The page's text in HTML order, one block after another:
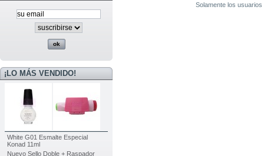
¡LO MÁS VENDIDO!
White G01 Esmalte Especial
Konad 11ml
Nuevo Sello Doble + Raspador
Solamente los